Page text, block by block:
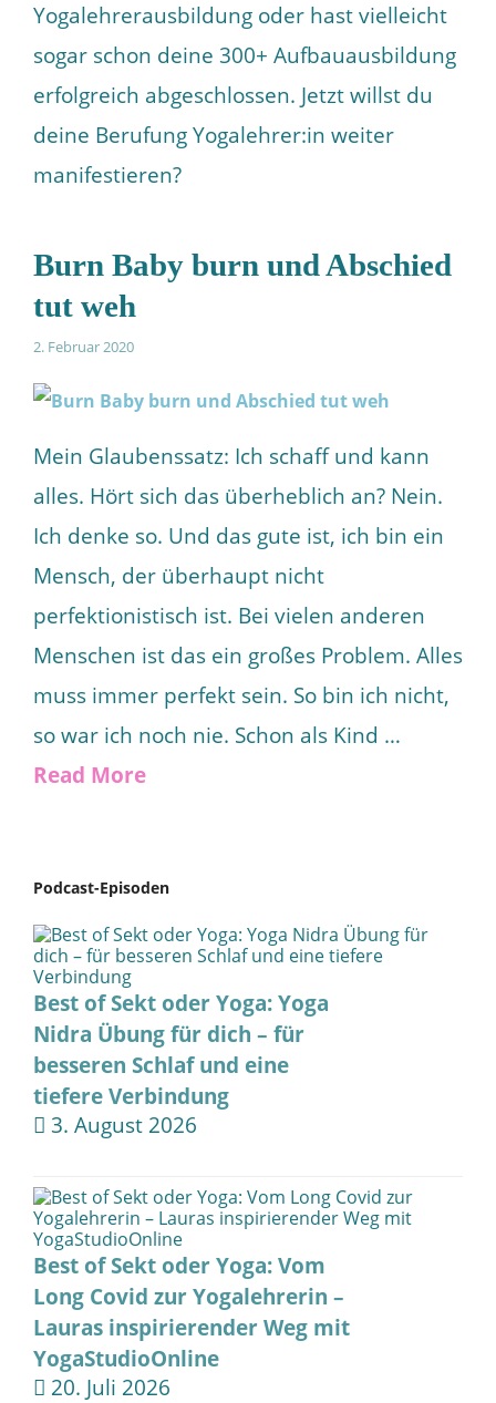
Yogalehrerausbildung oder hast vielleicht
sogar schon deine 300+ Aufbauausbildung
erfolgreich abgeschlossen. Jetzt willst du
deine Berufung Yogalehrer:in weiter
manifestieren?
Burn Baby burn und Abschied
tut weh
2. Februar 2020
Mein Glaubenssatz: Ich schaff und kann
alles. Hört sich das überheblich an? Nein.
Ich denke so. Und das gute ist, ich bin ein
Mensch, der überhaupt nicht
perfektionistisch ist. Bei vielen anderen
Menschen ist das ein großes Problem. Alles
muss immer perfekt sein. So bin ich nicht,
so war ich noch nie. Schon als Kind …
Read More
Podcast-Episoden
Best of Sekt oder Yoga: Yoga
Nidra Übung für dich – für
besseren Schlaf und eine
tiefere Verbindung
3. August 2026
Best of Sekt oder Yoga: Vom
Long Covid zur Yogalehrerin –
Lauras inspirierender Weg mit
YogaStudioOnline
20. Juli 2026